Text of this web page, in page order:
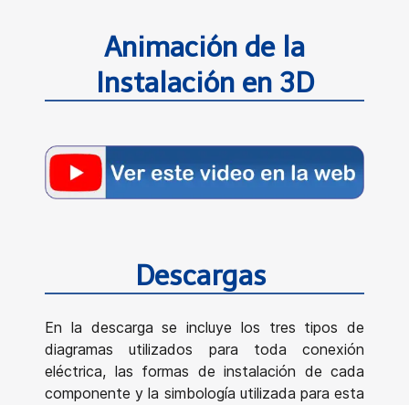
Animación de la
Instalación en 3D
Descargas
En la descarga se incluye los tres tipos de
diagramas utilizados para toda conexión
eléctrica, las formas de instalación de cada
componente y la simbología utilizada para esta